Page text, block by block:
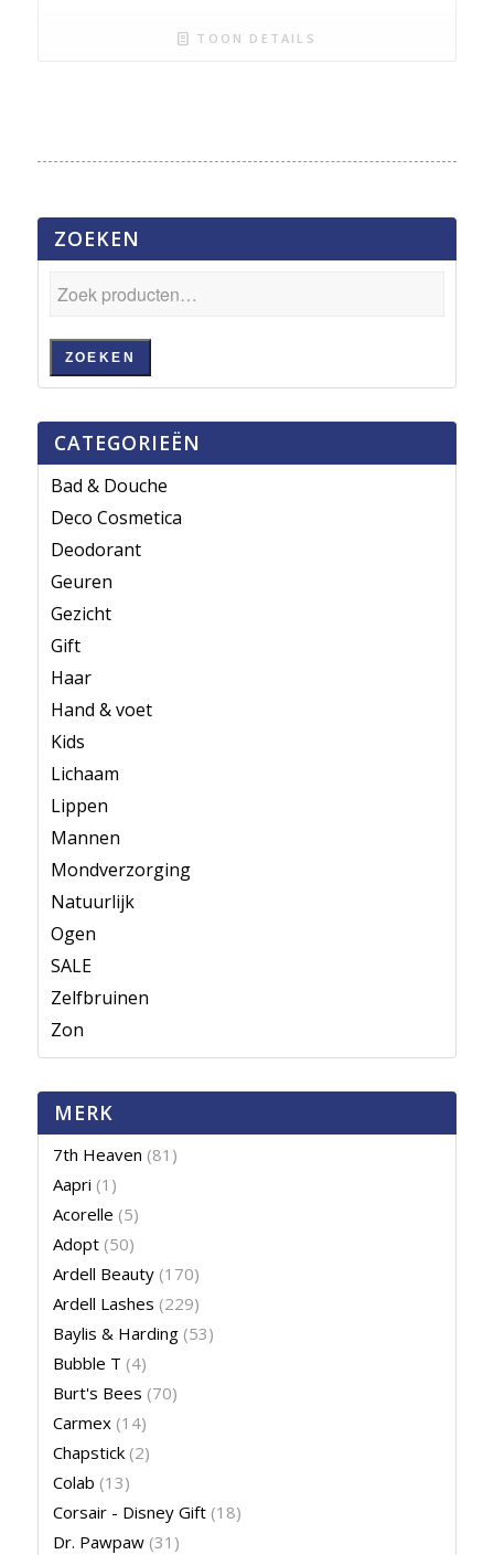
TOON DETAILS
ZOEKEN
ZOEKEN
CATEGORIEËN
Bad & Douche
Deco Cosmetica
Deodorant
Geuren
Gezicht
Gift
Haar
Hand & voet
Kids
Lichaam
Lippen
Mannen
Mondverzorging
Natuurlijk
Ogen
SALE
Zelfbruinen
Zon
MERK
7th Heaven (81)
Aapri (1)
Acorelle (5)
Adopt (50)
Ardell Beauty (170)
Ardell Lashes (229)
Baylis & Harding (53)
Bubble T (4)
Burt's Bees (70)
Carmex (14)
Chapstick (2)
Colab (13)
Corsair - Disney Gift (18)
Dr. Pawpaw (31)